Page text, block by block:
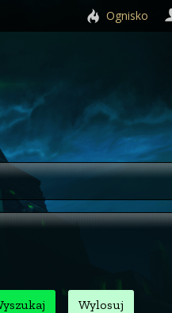
Wylosuj
Ognisko